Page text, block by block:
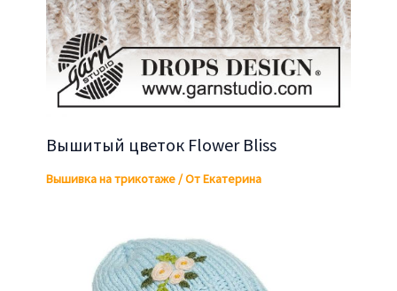
Вышитый цветок Flower Bliss
Вышивка на трикотаже/ ОтЕкатерина